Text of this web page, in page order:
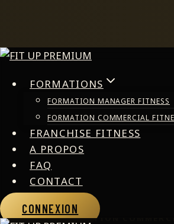
Aller
contenuFORMATIONS
FORMATION MANAGER FITNESS
FORMATION COMMERCIAL
FRANCHISE FITNESS
A PROPOS
FAQ
CONTACT
CONNEXION
FORMATION